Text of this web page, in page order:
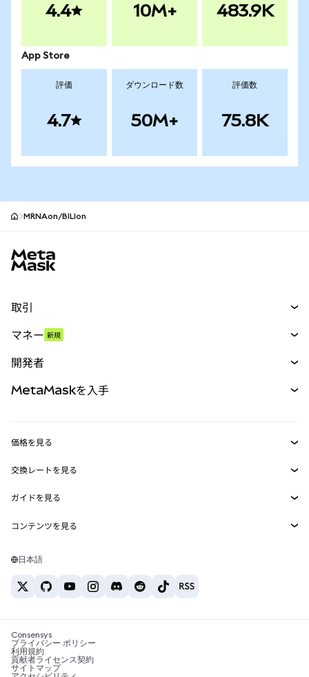
4.4 10M+ 483.9K
App Store
評価
4.7
ダウンロード数
50M+
評価数
75.8K
MRNAon/BILIon
取引
パーペチュアル
RWA
マネー 新規
開発者
MetaMask Connect
Snaps
Web3サービス
MetaMaskを入手
セキュリティ
サポート
キャリア
お問い合わせ
価格を見る
イーサリアムの価格
Solanaの価格
Tetherの価格
交換レートを見る
ETH→USD
USDT→INR
BTC→INR
ETH→USDT
ガイドを見る
ETHの購入
USDTの購入
SHIBの購入
BNBの購入
コンテンツを見る
Solanaウォレット
税制関連ニュース
暗号資産の購入方法は？
日本語
Consensys
プライバシー ポリシー
利用規約
貢献者ライセンス契約
サイトマップ